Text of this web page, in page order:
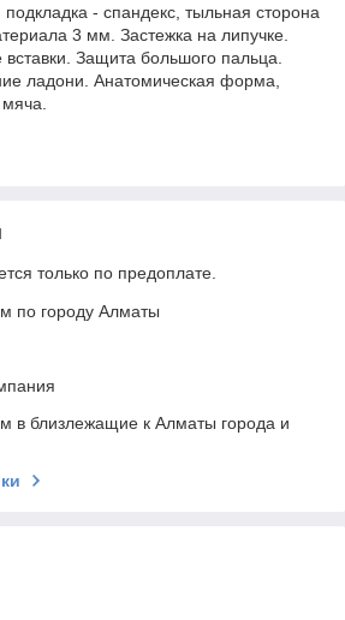
- спандекс, тыльная сторона
3 мм. Застежка на липучке.
Защита большого пальца.
ладони. Анатомическая форма,
только по предоплате.
по городу Алматы
в близлежащие к Алматы города и